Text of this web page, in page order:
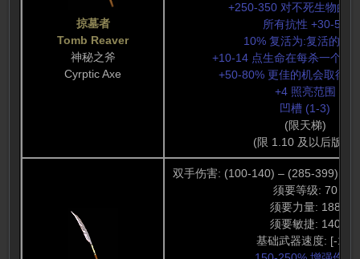
掠墓者
Tomb Reaver
神秘之斧
Cyrptic Axe
+250-350 对不死生物的
所有抗性 +30-50
10% 复活为:复活的怪
+10-14 点生命在每杀一个敌
+50-80% 更佳的机会取得
+4 照亮范围
凹槽 (1-3)
(限天梯)
(限 1.10 及以后版本)
双手伤害: (100-140) – (285-399)
须要等级: 70
须要力量: 188
须要敏捷: 140
基础武器速度: [-10]